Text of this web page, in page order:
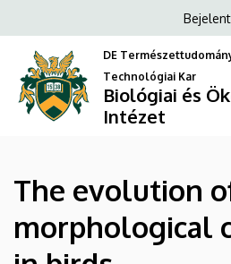
evolution
of
morphological
in
birds
a
tartalomra
fiók
DE
Technológiai Kar
Biológiai és
Intézet
The evolution
morphological